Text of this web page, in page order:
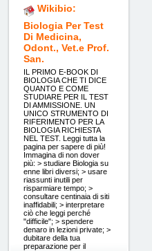
Wikibio:
Biologia Per Test
Di Medicina,
Odont., Vet.e Prof.
San.
IL PRIMO E-BOOK DI
BIOLOGIA CHE TI DICE
QUANTO E COME
STUDIARE PER IL TEST
DI AMMISSIONE. UN
UNICO STRUMENTO DI
RIFERIMENTO PER LA
BIOLOGIA RICHIESTA
NEL TEST. Leggi tutta la
pagina per sapere di più!
Immagina di non dover
più: > studiare Biologia su
enne libri diversi; > usare
riassunti inutili per
risparmiare tempo; >
consultare centinaia di siti
inaffidabili; > interpretare
ciò che leggi perché
"difficile"; > spendere
denaro in lezioni private; >
dubitare della tua
preparazione per il